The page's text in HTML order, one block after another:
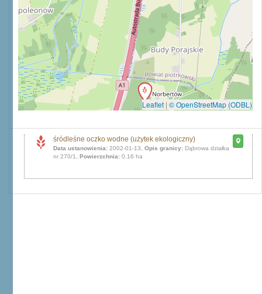
Leaflet | © OpenStreetMap (ODBL)
śródleśne oczko wodne (użytek ekologiczny)
Data ustanowienia: 2002-01-13, Opis granicy: Dąbrowa działka
nr 270/1, Powierzchnia: 0.16 ha